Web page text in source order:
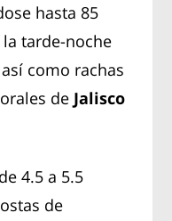
hasta 85
tarde-noche
así como rachas
de Jalisco
4.5 a 5.5
de